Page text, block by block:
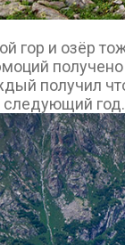
гор и озёр
получил
следующий год.